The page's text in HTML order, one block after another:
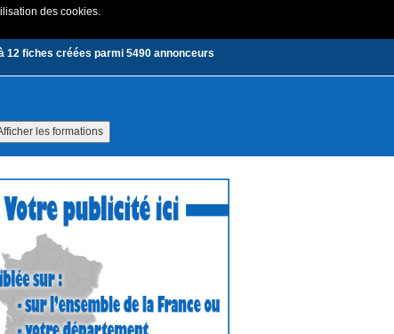
des cookies.Créer un compte
12 fiches créées parmi 5490 annonceurs